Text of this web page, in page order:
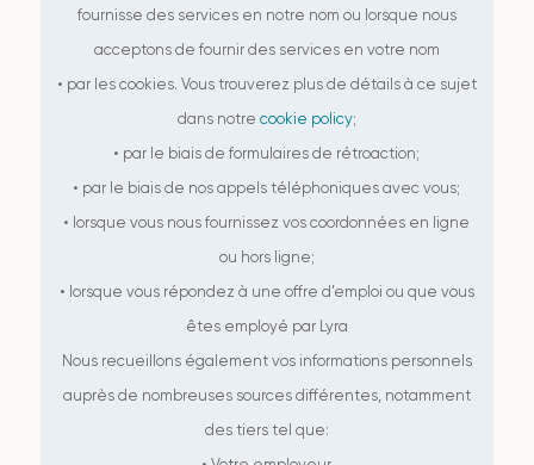
fournisse des services en notre nom ou lorsque nous
acceptons de fournir des services en votre nom
• par les cookies. Vous trouverez plus de détails à ce sujet
dans notre cookie policy;
• par le biais de formulaires de rétroaction;
• par le biais de nos appels téléphoniques avec vous;
• lorsque vous nous fournissez vos coordonnées en ligne
ou hors ligne;
• lorsque vous répondez à une offre d’emploi ou que vous
êtes employé par Lyra
Nous recueillons également vos informations personnels
auprès de nombreuses sources différentes, notamment
des tiers tel que: